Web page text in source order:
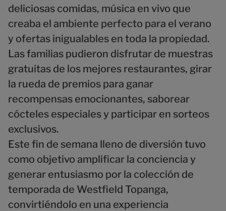
deliciosas comidas, música en vivo que
creaba el ambiente perfecto para el verano
y ofertas inigualables en toda la propiedad.
Las familias pudieron disfrutar de muestras
gratuitas de los mejores restaurantes, girar
la rueda de premios para ganar
recompensas emocionantes, saborear
cócteles especiales y participar en sorteos
exclusivos.
Este fin de semana lleno de diversión tuvo
como objetivo amplificar la conciencia y
generar entusiasmo por la colección de
temporada de Westfield Topanga,
convirtiéndolo en una experiencia